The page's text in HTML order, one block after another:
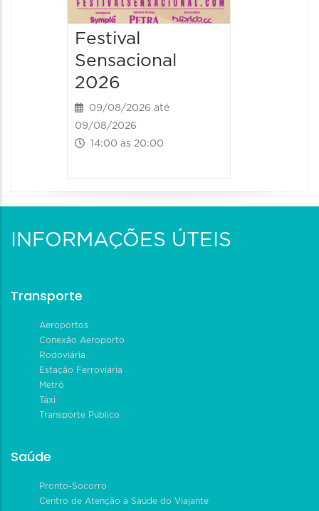
Festival
Sensacional
2026
09/08/2026 até
09/08/2026
14:00 às 20:00
INFORMAÇÕES ÚTEIS
Transporte
Aeroportos
Conexão Aeroporto
Rodoviária
Estação Ferroviária
Metrô
Táxi
Transporte Público
Saúde
Pronto-Socorro
Centro de Atenção à Saúde do Viajante